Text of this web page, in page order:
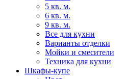
5 кв. м.
6 кв. м.
9 кв. м.
Все для кухни
Варианты отделки
Мойки и смесители
Техника для кухни
Шкафы-купе